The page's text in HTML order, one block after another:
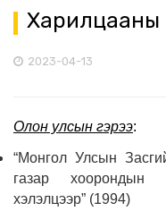
Харилцааны
2023-04-13
Олон улсын гэрээ:
“Монгол Улсын
газар хоорондын
хэлэлцээр” (1994)